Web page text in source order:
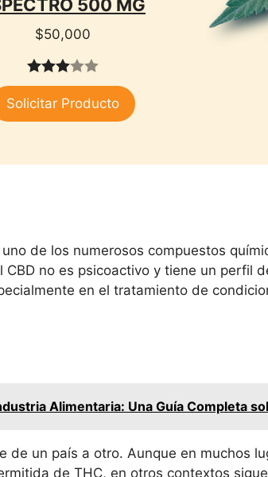
500 MG
$50,000
3.00
de 5
Solicitar Producto
uno de los numerosos compuestos
no es psicoactivo y tiene un perfil
en el tratamiento de
Alimentaria: Una Guía Completa
de un país a otro. Aunque en muchos
de THC, en otros contextos